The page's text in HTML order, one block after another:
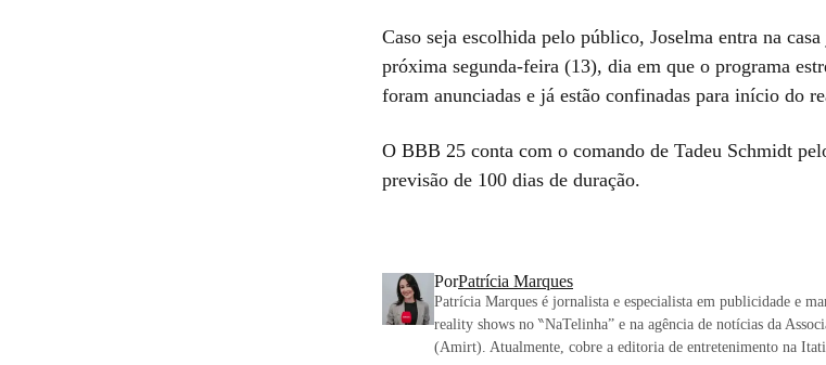
Caso seja escolhida pelo público, Joselma entra na
próxima segunda-feira (13), dia em que o programa
foram anunciadas e já estão confinadas para início do
O BBB 25 conta com o comando de Tadeu Schmidt
previsão de 100 dias de duração.
PorPatrícia Marques
Patrícia Marques é jornalista e especialista em publicidade e
reality shows no ‶NaTelinha” e na agência de notícias da
(Amirt). Atualmente, cobre a editoria de entretenimento na